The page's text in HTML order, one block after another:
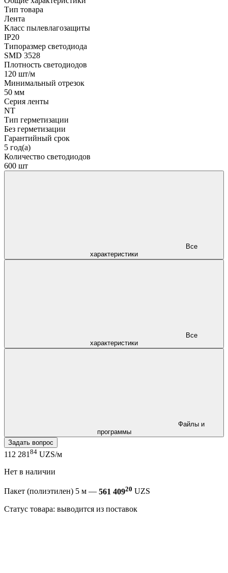
Тип товара
Лента
Класс пылевлагозащиты
IP20
Типоразмер светодиода
SMD 3528
Плотность светодиодов
120 шт/м
Минимальный отрезок
50 мм
Серия ленты
NT
Тип герметизации
Без герметизации
Гарантийный срок
5 год(а)
Количество светодиодов
600 шт
характеристики
характеристики
программы
Задать вопрос
112 281 84 UZS/м
Нет в наличии
Пакет (полиэтилен) 5 м — 561 40920 UZS
Статус товара: выводится из поставок